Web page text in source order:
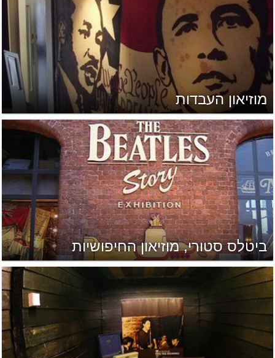
מוזיאון העבדות
ביטלס סטורי, מוזיאון החיפושיות